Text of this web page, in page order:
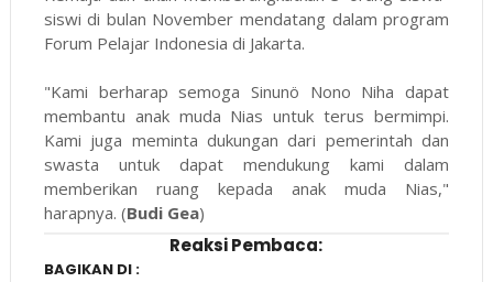
siswi di bulan November mendatang dalam program
Forum Pelajar Indonesia di Jakarta.
"Kami berharap semoga Sinunö Nono Niha dapat
membantu anak muda Nias untuk terus bermimpi.
Kami juga meminta dukungan dari pemerintah dan
swasta untuk dapat mendukung kami dalam
memberikan ruang kepada anak muda Nias,"
harapnya. (Budi Gea)
Reaksi Pembaca:
BAGIKAN DI :